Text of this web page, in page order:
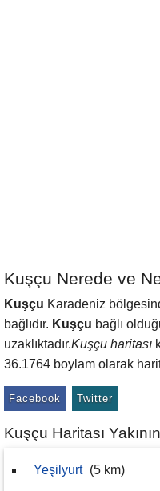
Kuşçu Nerede ve
Kuşçu Karadeniz
bağlıdır. Kuşçu bağlı
uzaklıktadır.Kuşçu haritası
36.1764 boylam olarak
Facebook Twitter
Kuşçu Haritası
Yeşilyurt (5 km)